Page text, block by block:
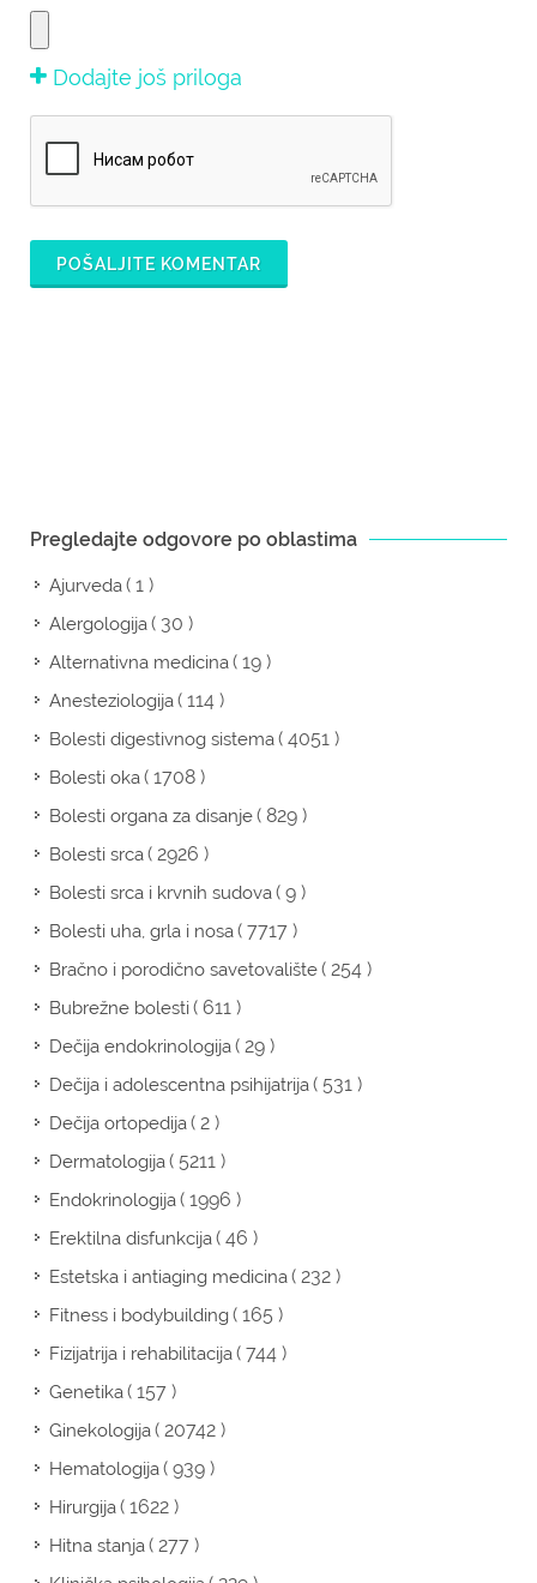
Dodajte još priloga
POŠALJITE KOMENTAR
Pregledajte odgovore po oblastima
Ajurveda( 1 )
Alergologija( 30 )
Alternativna medicina( 19 )
Anesteziologija( 114 )
Bolesti digestivnog sistema( 4051 )
Bolesti oka( 1708 )
Bolesti organa za disanje( 829 )
Bolesti srca( 2926 )
Bolesti srca i krvnih sudova( 9 )
Bolesti uha, grla i nosa( 7717 )
Bračno i porodično savetovalište( 254 )
Bubrežne bolesti( 611 )
Dečija endokrinologija( 29 )
Dečija i adolescentna psihijatrija( 531 )
Dečija ortopedija( 2 )
Dermatologija( 5211 )
Endokrinologija( 1996 )
Erektilna disfunkcija( 46 )
Estetska i antiaging medicina( 232 )
Fitness i bodybuilding( 165 )
Fizijatrija i rehabilitacija( 744 )
Genetika( 157 )
Ginekologija( 20742 )
Hematologija( 939 )
Hirurgija( 1622 )
Hitna stanja( 277 )